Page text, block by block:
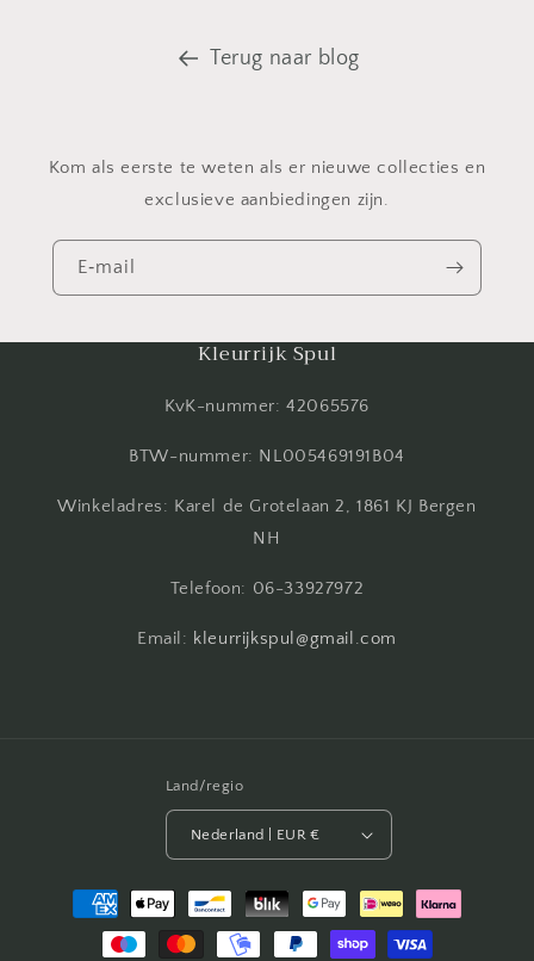
Terug naar blog
Kom als eerste te weten als er nieuwe collecties en
exclusieve aanbiedingen zijn.
E‑mail
Kleurrijk Spul
KvK-nummer: 42065576
BTW-nummer: NL005469191B04
Winkeladres: Karel de Grotelaan 2, 1861 KJ Bergen
NH
Telefoon: 06-33927972
Email: kleurrijkspul@gmail.com
Land/regio
Nederland | EUR €
Betaalmethoden